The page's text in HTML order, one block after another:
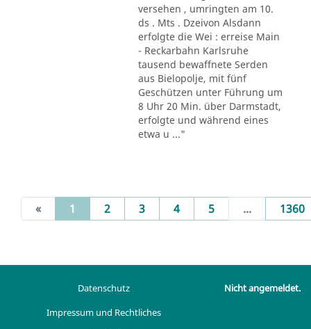
versehen , umringten am 10.
ds . Mts . Dzeivon Alsdann
erfolgte die Wei : erreise Main
- Reckarbahn Karlsruhe
tausend bewaffnete Serden
aus Bielopolje, mit fünf
Geschützen unter Führung um
8 Uhr 20 Min. über Darmstadt,
erfolgte und während eines
etwa u ..."
« 1 (current)
2 3 4 5 ... 1360
Datenschutz
Impressum und Rechtliches
Nicht angemeldet.